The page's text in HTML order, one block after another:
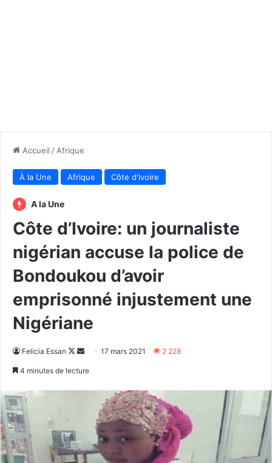
Accueil / Afrique
À la Une Afrique Côte d'Ivoire
A la Une
Côte d’Ivoire: un journaliste
nigérian accuse la police de
Bondoukou d’avoir
emprisonné injustement une
Nigériane
Felicia Essan
Follow
Envoyer17 mars 2021 2 228
4 minutes de lecture